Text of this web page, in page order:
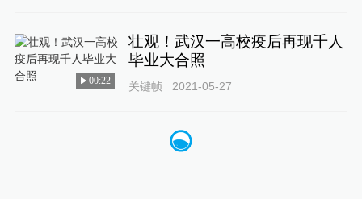
00:22
壮观！武汉一高校疫后再现千人
毕业大合照
关键帧 2021-05-27